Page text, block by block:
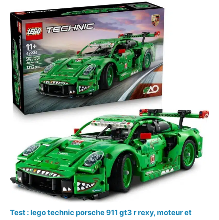
Test : lego technic porsche 911 gt3 r rexy, moteur et